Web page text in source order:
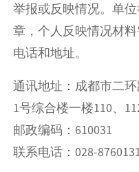
举报或反映情况。单
章，个人反映情况材
电话和地址。
通讯地址：成都市二
1号综合楼一楼110、
邮政编码：610031
联系电话：028-